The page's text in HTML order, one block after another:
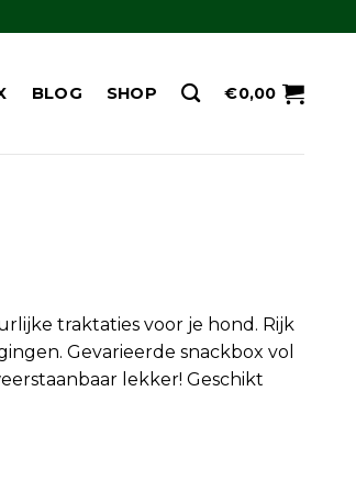
BLOG SHOP €0,00
traktaties voor je hond. Rijk
Gevarieerde snackbox vol
lekker! Geschikt